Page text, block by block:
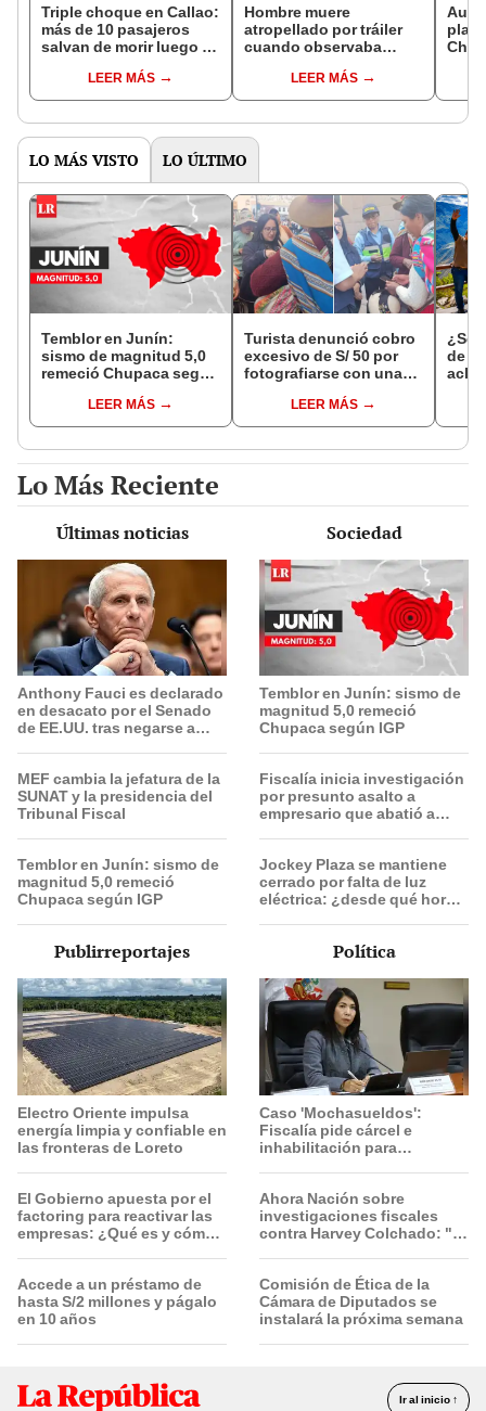
Triple choque en Callao:
más de 10 pasajeros
salvan de morir luego de
campanaLEER MÁS
Hombre muere
atropellado por tráiler
cuando observaba
los Milagros
LEER MÁS
Auto
LO MÁS VISTO LO ÚLTIMO
Temblor en Junín:
sismo de magnitud 5,0
remeció Chupaca según
LEER MÁS
Turista denunció cobro
excesivo de S/ 50 por
fotografiarse con una
Serenazgo recuperó el
dinero
LEER MÁS
¿Se
de
Lo Más Reciente
Últimas noticias
Anthony Fauci es declarado
en desacato por el Senado
de EE.UU. tras negarse a
MEF cambia la jefatura de la
SUNAT y la presidencia del
Tribunal Fiscal
Temblor en Junín: sismo de
magnitud 5,0 remeció
Chupaca según IGP
Sociedad
Temblor en Junín: sismo de
magnitud 5,0 remeció
Chupaca según IGP
Fiscalía inicia investigación
por presunto asalto a
empresario que abatió a
Jockey Plaza se mantiene
cerrado por falta de luz
eléctrica: ¿desde qué hora
Publirreportajes
Electro Oriente impulsa
energía limpia y confiable en
las fronteras de Loreto
El Gobierno apuesta por el
factoring para reactivar las
empresas: ¿Qué es y cómo
Accede a un préstamo de
hasta S/2 millones y págalo
en 10 años
Política
Caso 'Mochasueldos':
Fiscalía pide cárcel e
inhabilitación para
Ahora Nación sobre
investigaciones fiscales
contra Harvey Colchado: "El
Comisión de Ética de la
Cámara de Diputados se
instalará la próxima semana
Ir al inicio ↑